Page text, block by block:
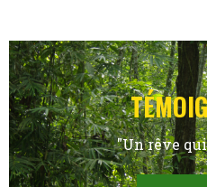
"Un rêve